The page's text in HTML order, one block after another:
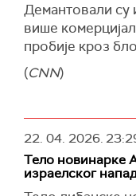
Демантовали су
више
пробије кроз
(CNN)
22. 04. 2026.
Тело новинарке
израелског